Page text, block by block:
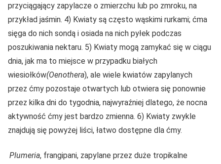
przyciągający zapylacze o zmierzchu lub po zmroku, na
przykład jaśmin. 4) Kwiaty są często wąskimi rurkami; ćma
sięga do nich sondą i osiada na nich pyłek podczas
poszukiwania nektaru. 5) Kwiaty mogą zamykać się w ciągu
dnia, jak ma to miejsce w przypadku białych
wiesiołków(Oenothera), ale wiele kwiatów zapylanych
przez ćmy pozostaje otwartych lub otwiera się ponownie
przez kilka dni do tygodnia, najwyraźniej dlatego, że nocna
aktywność ćmy jest bardzo zmienna. 6) Kwiaty zwykle
znajdują się powyżej liści, łatwo dostępne dla ćmy.
Plumeria, frangipani, zapylane przez duże tropikalne